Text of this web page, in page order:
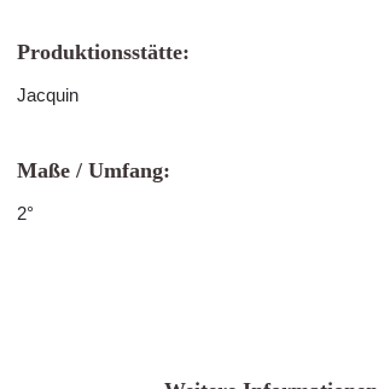
Produktionsstätte:
Jacquin
Maße / Umfang:
2°